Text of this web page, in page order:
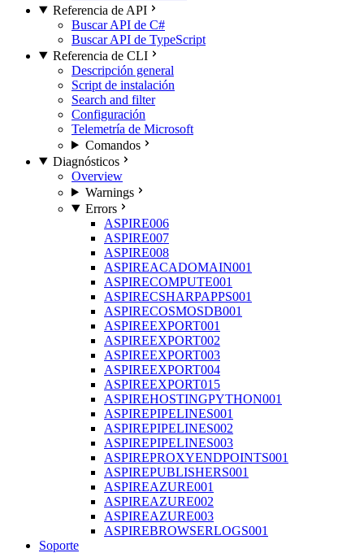
Referencia de API
Buscar API de C#
Buscar API de TypeScript
Referencia de CLI
Descripción general
Script de instalación
Search and filter
Configuración
Telemetría de Microsoft
Comandos
Diagnósticos
Overview
Warnings
Errors
ASPIRE006
ASPIRE007
ASPIRE008
ASPIREACADOMAIN001
ASPIRECOMPUTE001
ASPIRECSHARPAPPS001
ASPIRECOSMOSDB001
ASPIREEXPORT001
ASPIREEXPORT002
ASPIREEXPORT003
ASPIREEXPORT004
ASPIREEXPORT015
ASPIREHOSTINGPYTHON001
ASPIREPIPELINES001
ASPIREPIPELINES002
ASPIREPIPELINES003
ASPIREPROXYENDPOINTS001
ASPIREPUBLISHERS001
ASPIREAZURE001
ASPIREAZURE002
ASPIREAZURE003
ASPIREBROWSERLOGS001
Soporte